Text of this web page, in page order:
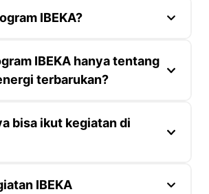
IBEKA?
IBEKA mempunyai 4 pilar
:
Masyarakat untuk dasar
daya lokal
IBEKA hanya tentang
terbarukan?
tidak hanya terbatas pada
hakikatnya listrik hanya pintu
mencapai titik optimal
bisa ikut kegiatan di
sangat beragam yang
IBEKA